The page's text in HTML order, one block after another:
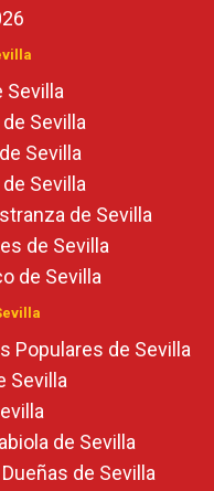
Sevilla
Sevilla
Sevilla
Sevilla
de Sevilla
de Sevilla
de Sevilla
Populares de Sevilla
Sevilla
de Sevilla
de Sevilla